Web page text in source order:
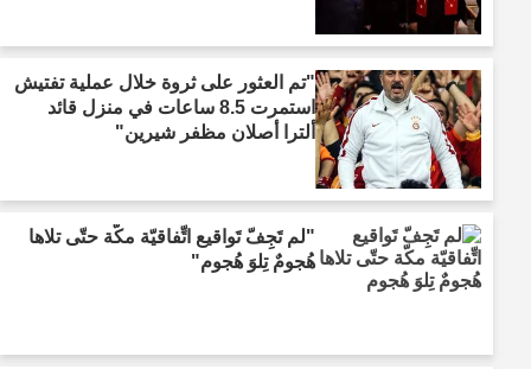
"تم العثور على ثروة خلال عملية تفتيش
استمرت 8.5 ساعات في منزل قائد
ألترا أصلان مظفر شيرين"
"لم تَجِفّ تَواقيع اتِّفاقيّة مكّة حتّى تلاها
هُجومٌ تِلوَ هُجوم"